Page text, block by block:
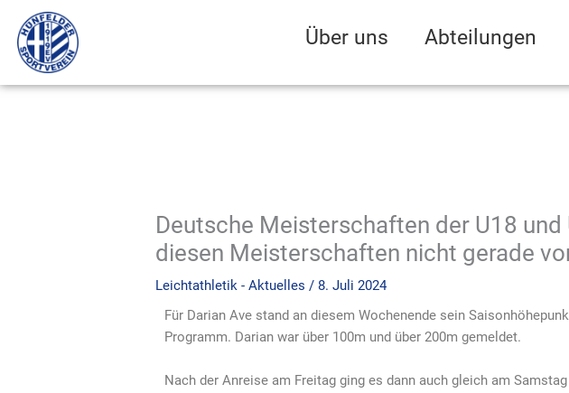
Inhalt
springen
Über uns Abteilungen
Deutsche Meisterschaften der U18
diesen Meisterschaften nicht gerade
Leichtathletik - Aktuelles / 8. Juli 2024
Für Darian Ave stand an diesem Wochenende sein
Programm. Darian war über 100m und über 200m gemeldet.
Nach der Anreise am Freitag ging es dann auch gleich am